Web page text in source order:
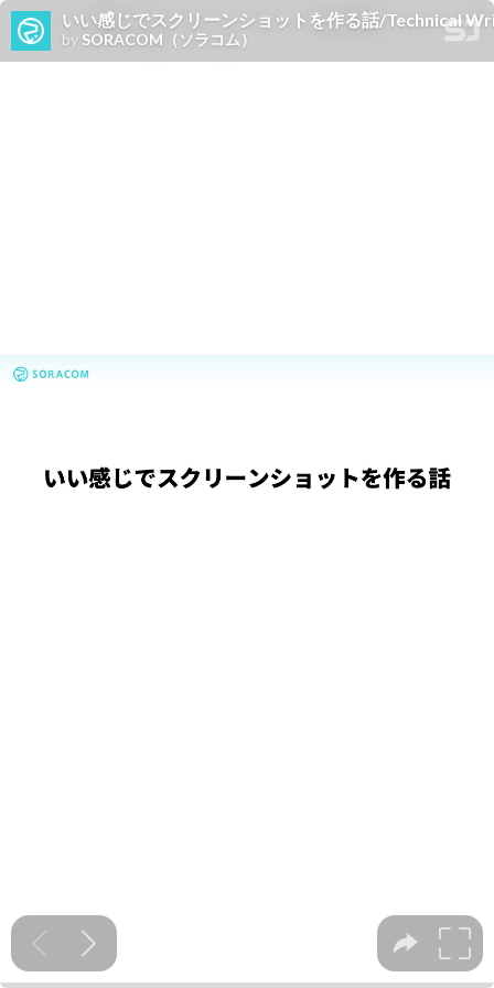
いい感じでスクリーンショットを作る話/Technical
by SORACOM（ソラコム）